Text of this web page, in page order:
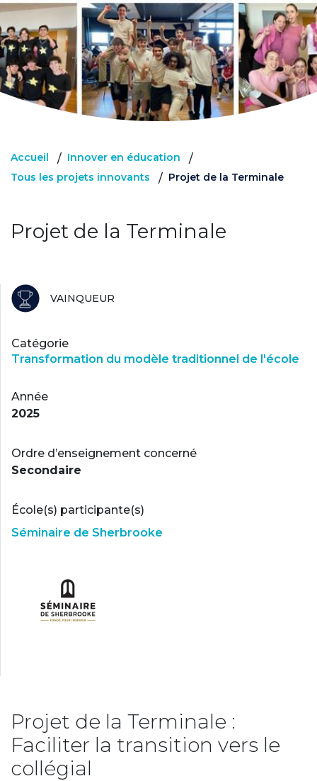
Accueil / Innover en éducation /
Tous les projets innovants / Projet de la Terminale
Projet de la Terminale
VAINQUEUR
Catégorie
Transformation du modèle traditionnel de l'école
Année
2025
Ordre d’enseignement concerné
Secondaire
École(s) participante(s)
Séminaire de Sherbrooke
Projet de la Terminale :
Faciliter la transition vers le
collégial